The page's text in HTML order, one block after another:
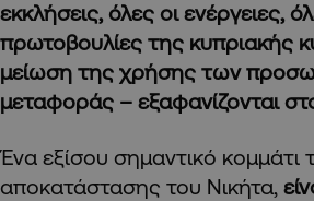
εκκλήσεις, όλες οι ενέργειες,
πρωτοβουλίες της κυπριακής
μείωση της χρήσης των
μεταφοράς – εξαφανίζονται
Ένα εξίσου σημαντικό κομμάτι
αποκατάστασης του Νικήτα,